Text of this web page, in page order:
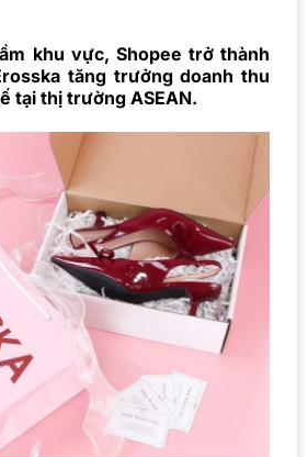
khu vực, Shopee trở thành
tăng trưởng doanh thu
tại thị trường ASEAN.